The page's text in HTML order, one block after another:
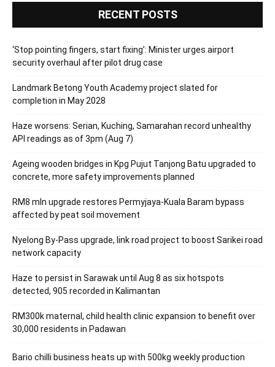
RECENT POSTS
‘Stop pointing fingers, start fixing’: Minister urges airport
security overhaul after pilot drug case
Landmark Betong Youth Academy project slated for
completion in May 2028
Haze worsens: Serian, Kuching, Samarahan record unhealthy
API readings as of 3pm (Aug 7)
Ageing wooden bridges in Kpg Pujut Tanjong Batu upgraded to
concrete, more safety improvements planned
RM8 mln upgrade restores Permyjaya-Kuala Baram bypass
affected by peat soil movement
Nyelong By-Pass upgrade, link road project to boost Sarikei road
network capacity
Haze to persist in Sarawak until Aug 8 as six hotspots
detected, 905 recorded in Kalimantan
RM300k maternal, child health clinic expansion to benefit over
30,000 residents in Padawan
Bario chilli business heats up with 500kg weekly production